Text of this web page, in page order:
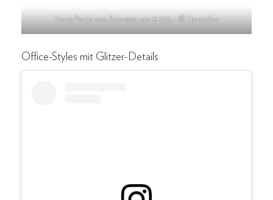
Heels Paula von Scarosso, um € 325,– © Hersteller
Office-Styles mit Glitzer-Details